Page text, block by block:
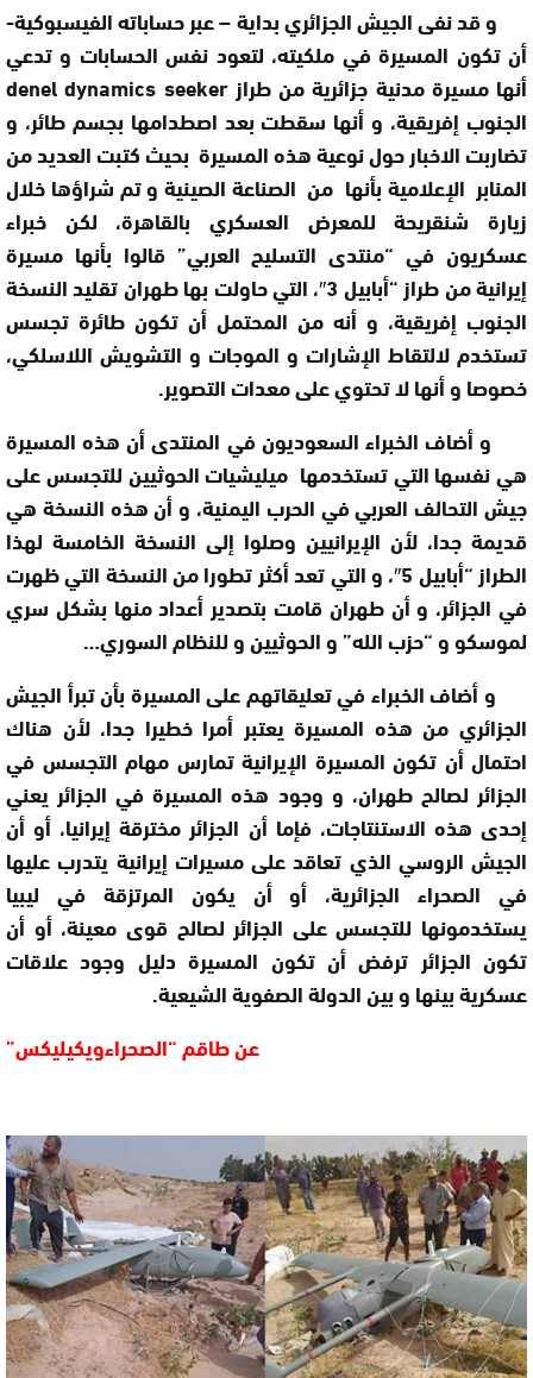
و قد نفى الجيش الجزائري بداية – عبر حساباته الفيسبوكية-
أن تكون المسيرة في ملكيته، لتعود نفس الحسابات و تدعي
أنها مسيرة مدنية جزائرية من طرازdenel dynamics seeker
الجنوب إفريقية، و أنها سقطت بعد اصطدامها بجسم طائر، و
تضاربت الاخبار حول نوعية هذه المسيرة بحيث كتبت العديد من
المنابر الإعلامية بأنها من الصناعة الصينية و تم شراؤها خلال
زيارة شنقريحة للمعرض العسكري بالقاهرة، لكن خبراء
عسكريون في “منتدى التسليح العربي” قالوا بأنها مسيرة
إيرانية من طراز “أبابيل 3″، التي حاولت بها طهران تقليد النسخة
الجنوب إفريقية، و أنه من المحتمل أن تكون طائرة تجسس
تستخدم لالتقاط الإشارات و الموجات و التشويش اللاسلكي،
خصوصا و أنها لا تحتوي على معدات التصوير.
و أضاف الخبراء السعوديون في المنتدى أن هذه المسيرة
هي نفسها التي تستخدمها ميليشيات الحوثيين للتجسس على
جيش التحالف العربي في الحرب اليمنية، و أن هذه النسخة هي
قديمة جدا، لأن الإيرانيين وصلوا إلى النسخة الخامسة لهذا
الطراز “أبابيل 5″، و التي تعد أكثر تطورا من النسخة التي ظهرت
في الجزائر، و أن طهران قامت بتصدير أعداد منها بشكل سري
لموسكو و “حزب الله” و الحوثيين و للنظام السوري…
و أضاف الخبراء في تعليقاتهم على المسيرة بأن تبرأ الجيش
الجزائري من هذه المسيرة يعتبر أمرا خطيرا جدا، لأن هناك
احتمال أن تكون المسيرة الإيرانية تمارس مهام التجسس في
الجزائر لصالح طهران، و وجود هذه المسيرة في الجزائر يعني
إحدى هذه الاستنتاجات، فإما أن الجزائر مخترقة إيرانيا، أو أن
الجيش الروسي الذي تعاقد على مسيرات إيرانية يتدرب عليها
في الصحراء الجزائرية، أو أن يكون المرتزقة في ليبيا
يستخدمونها للتجسس على الجزائر لصالح قوى معينة، أو أن
تكون الجزائر ترفض أن تكون المسيرة دليل وجود علاقات
عسكرية بينها و بين الدولة الصفوية الشيعية.
عن طاقم “الصحراءويكيليكس”